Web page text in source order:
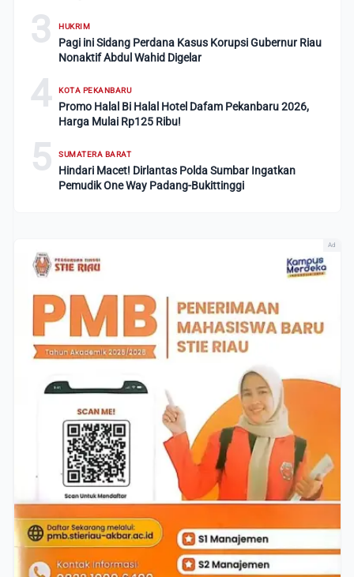
3 HUKRIM
Pagi ini Sidang Perdana Kasus Korupsi Gubernur Riau
Nonaktif Abdul Wahid Digelar
4 KOTA PEKANBARU
Promo Halal Bi Halal Hotel Dafam Pekanbaru 2026,
Harga Mulai Rp125 Ribu!
5 SUMATERA BARAT
Hindari Macet! Dirlantas Polda Sumbar Ingatkan
Pemudik One Way Padang-Bukittinggi
Ad